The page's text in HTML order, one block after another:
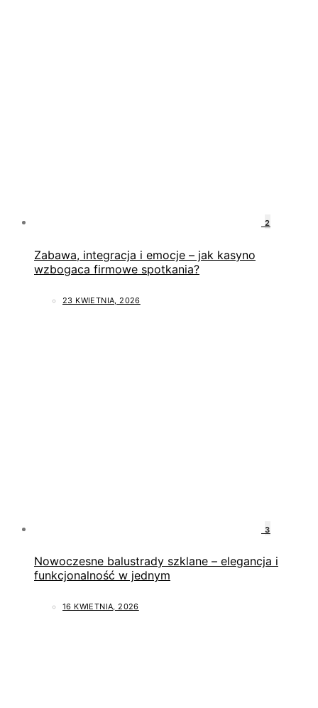
2
Zabawa, integracja i emocje – jak kasyno
wzbogaca firmowe spotkania?
23 KWIETNIA, 2026
3
Nowoczesne balustrady szklane – elegancja i
funkcjonalność w jednym
16 KWIETNIA, 2026